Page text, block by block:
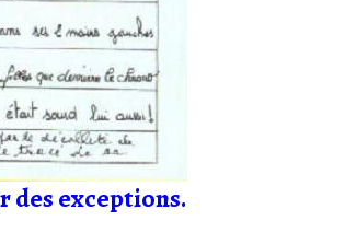
des exceptions.